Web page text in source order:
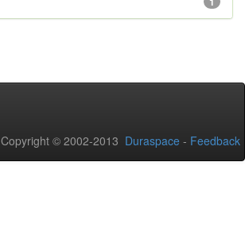
Copyright © 2002-2013 Duraspace - Feedback